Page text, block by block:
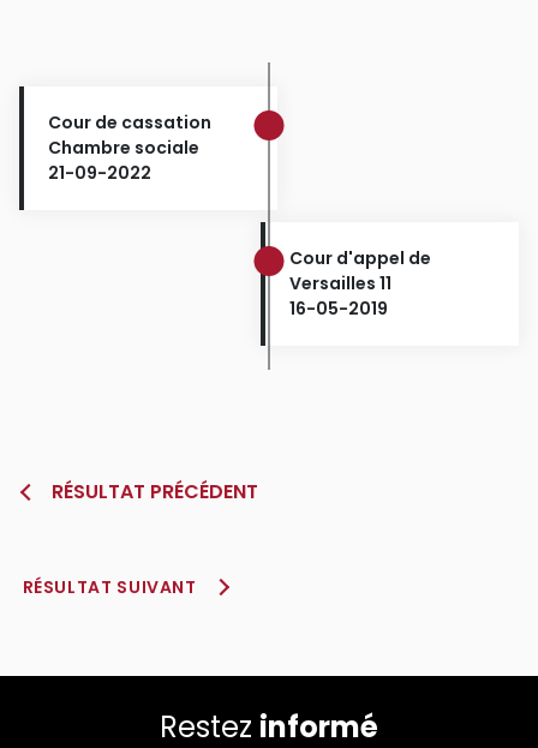
Cour de cassation
Chambre sociale
21-09-2022
Cour d'appel de
Versailles 11
16-05-2019
RÉSULTAT PRÉCÉDENT
RÉSULTAT SUIVANT
Restez informé